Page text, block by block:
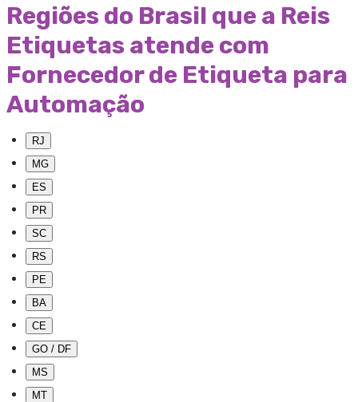
Regiões do Brasil que a Reis
Etiquetas atende com
Fornecedor de Etiqueta para
Automação
RJ
MG
ES
PR
SC
RS
PE
BA
CE
GO / DF
MS
MT